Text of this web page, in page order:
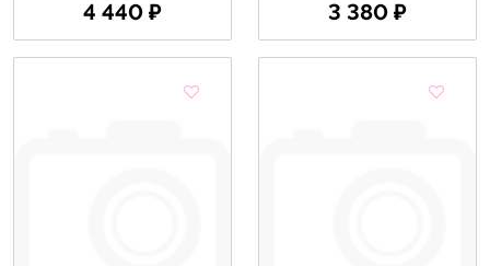
4 440 ₽ 3 380 ₽